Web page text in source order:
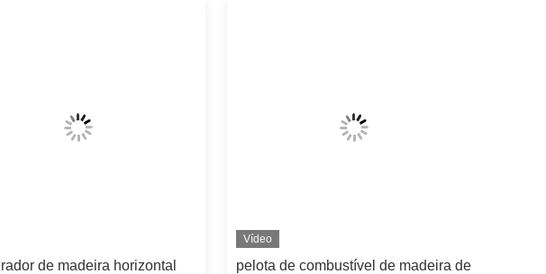
de madeira horizontal
Vídeo
pelota de combustível de madeira de